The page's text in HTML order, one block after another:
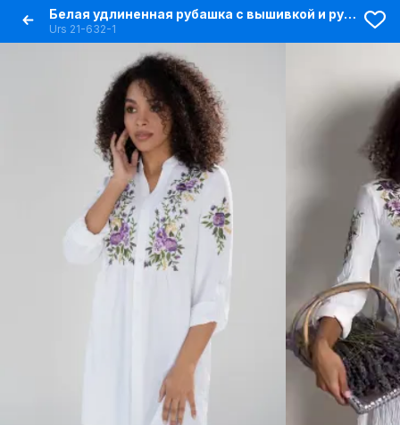
Белая удлиненная рубашка с вышивкой и рукавами-рулон
Urs 21-632-1